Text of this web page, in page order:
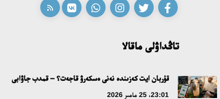
ابايدىڭ ادام تاربيەسى تۋرالى كوزقاراستارىنىڭ وزەكتىلىگى
مە؟
18:16، 20 شىلدە 2026
تاڭداۋلى ماقالا
قۇربان ايت كەزىندە نەنى ەسكەرۋ قاجەت؟ – قمدب جاۋابى
23:01، 25 مامىر 2026